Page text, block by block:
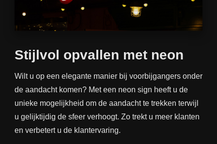
Stijlvol opvallen met neon
Wilt u op een elegante manier bij voorbijgangers onder
de aandacht komen? Met een neon sign heeft u de
unieke mogelijkheid om de aandacht te trekken terwijl
u gelijktijdig de sfeer verhoogt. Zo trekt u meer klanten
en verbetert u de klantervaring.